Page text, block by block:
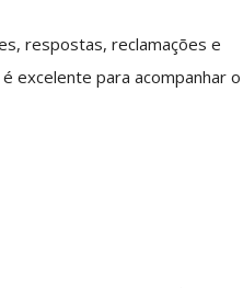
respostas, reclamações e
excelente para acompanhar o